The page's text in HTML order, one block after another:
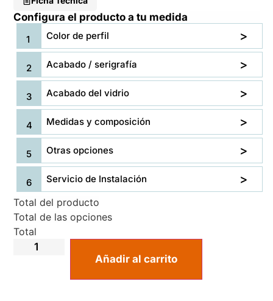
Configura el producto a tu medida
Color de perfil
Acabado / serigrafía
Acabado del vidrio
Medidas y composición
Otras opciones
Servicio de Instalación
Total del producto
Total de las opciones
Total
Añadir al carrito